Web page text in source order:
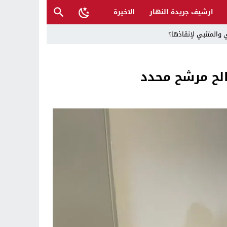
ارشيف جريدة النهار
الاخيرة
لإنقاذها؟
مرشح محدد